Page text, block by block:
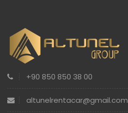
+90 850 850 38 00
altunelrentacar@gmail.com